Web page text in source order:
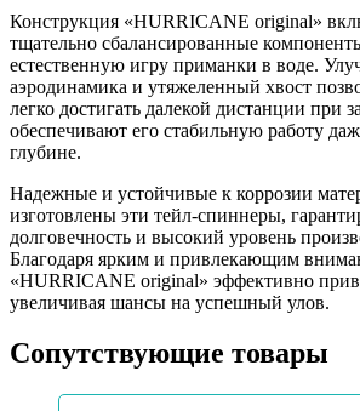
Конструкция «HURRICANE original»
тщательно сбалансированные
естественную игру приманки в воде.
аэродинамика и утяжеленный хвост
легко достигать далекой дистанции при
обеспечивают его стабильную работу
глубине.
Надежные и устойчивые к коррозии
изготовлены эти тейл-спиннеры,
долговечность и высокий уровень
Благодаря ярким и привлекающим
«HURRICANE original» эффективно
увеличивая шансы на успешный улов.
Сопутствующие товары